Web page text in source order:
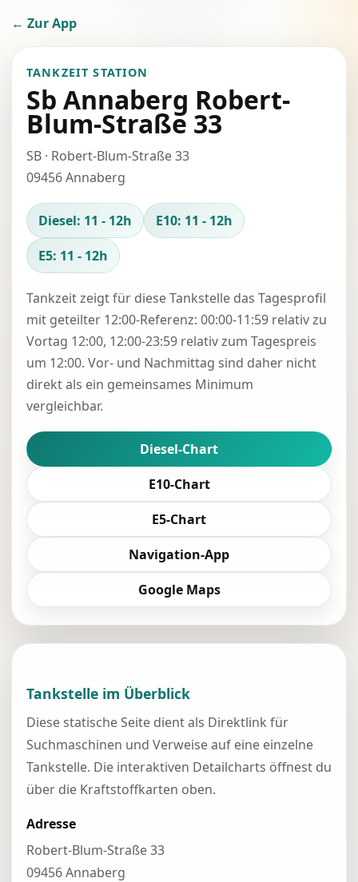
← Zur App
TANKZEIT STATION
Sb Annaberg Robert-
Blum-Straße 33
SB · Robert-Blum-Straße 33
09456 Annaberg
Diesel: 11 - 12h
E10: 11 - 12h
E5: 11 - 12h
Tankzeit zeigt für diese Tankstelle das Tagesprofil
mit geteilter 12:00-Referenz: 00:00-11:59 relativ zu
Vortag 12:00, 12:00-23:59 relativ zum Tagespreis
um 12:00. Vor- und Nachmittag sind daher nicht
direkt als ein gemeinsames Minimum
vergleichbar.
Diesel-Chart
E10-Chart
E5-Chart
Navigation-App
Google Maps
Tankstelle im Überblick
Diese statische Seite dient als Direktlink für
Suchmaschinen und Verweise auf eine einzelne
Tankstelle. Die interaktiven Detailcharts öffnest du
über die Kraftstoffkarten oben.
Adresse
Robert-Blum-Straße 33
09456 Annaberg